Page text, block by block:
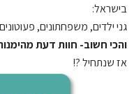
בישראל:
גני ילדים, משפחתונים, פעוטונים,
והכי חשוב- חוות דעת
אז שנתחיל ?!